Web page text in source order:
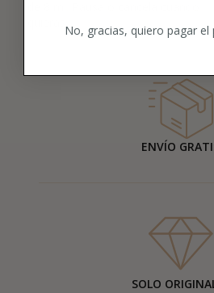
ENVÍO
SOLO
No, gracias, quiero pagar